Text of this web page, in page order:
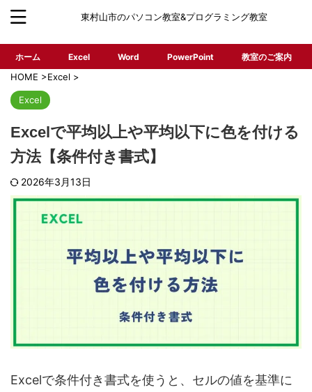
東村山市のパソコン教室&プログラミング教室
ホーム Excel Word PowerPoint 教室のご案内
HOME >Excel >
Excel
Excelで平均以上や平均以下に色を付ける
方法【条件付き書式】
2026年3月13日
Excelで条件付き書式を使うと、セルの値を基準に